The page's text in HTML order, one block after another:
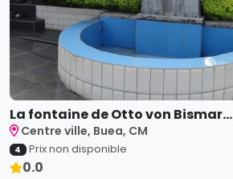
La fontaine de Otto von Bismar...
Centre ville, Buea, CM
4 Prix non disponible
0.0